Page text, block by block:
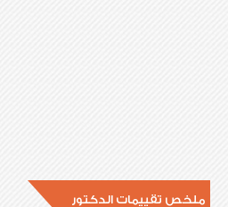
ملخص تقييمات الدكتور